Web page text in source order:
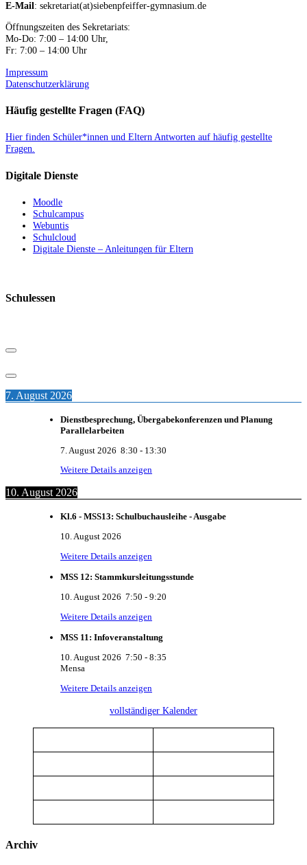
E-Mail: sekretariat(at)siebenpfeiffer-gymnasium.de
Öffnungszeiten des Sekretariats:
Mo-Do: 7:00 – 14:00 Uhr,
Fr: 7:00 – 14:00 Uhr
Impressum
Datenschutzerklärung
Häufig gestellte Fragen (FAQ)
Hier finden Schüler*innen und Eltern Antworten auf häufig gestellte
Fragen.
Digitale Dienste
Moodle
Schulcampus
Webuntis
Schulcloud
Digitale Dienste – Anleitungen für Eltern
Schulessen
7. August 2026
Dienstbesprechung, Übergabekonferenzen und Planung
Parallelarbeiten
7. August 2026 8:30 - 13:30
Weitere Details anzeigen
10. August 2026
Kl.6 - MSS13: Schulbuchausleihe - Ausgabe
10. August 2026
Weitere Details anzeigen
MSS 12: Stammkursleitungsstunde
10. August 2026 7:50 - 9:20
Weitere Details anzeigen
MSS 11: Infoveranstaltung
10. August 2026 7:50 - 8:35
Mensa
Weitere Details anzeigen
vollständiger Kalender
Archiv